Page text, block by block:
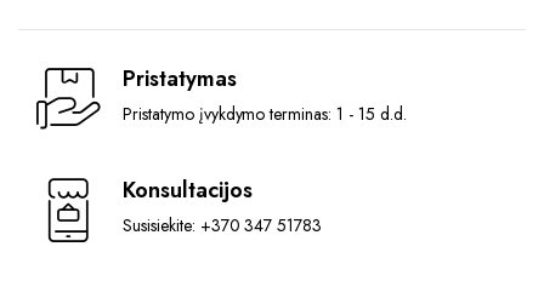
Pristatymas
Pristatymo įvykdymo terminas: 1 - 15 d.d.
Konsultacijos
Susisiekite: +370 347 51783